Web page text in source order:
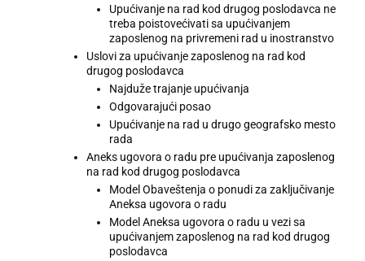
Upućivanje na rad kod drugog poslodavca ne
treba poistovećivati sa upućivanjem
zaposlenog na privremeni rad u inostranstvo
Uslovi za upućivanje zaposlenog na rad kod
drugog poslodavca
Najduže trajanje upućivanja
Odgovarajući posao
Upućivanje na rad u drugo geografsko mesto
rada
Aneks ugovora o radu pre upućivanja zaposlenog
na rad kod drugog poslodavca
Model Obaveštenja o ponudi za zaključivanje
Aneksa ugovora o radu
Model Aneksa ugovora o radu u vezi sa
upućivanjem zaposlenog na rad kod drugog
poslodavca